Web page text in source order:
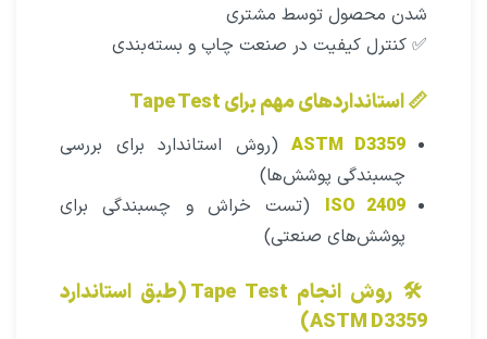
شدن محصول توسط مشتری
✅ کنترل کیفیت در صنعت چاپ و بسته‌بندی
📏 استانداردهای مهم برای Tape Test
ASTM D3359(روش استاندارد برای بررسی
چسبندگی پوشش‌ها)
ISO 2409 (تست خراش و چسبندگی برای
پوشش‌های صنعتی)
🛠 روش انجام Tape Test (طبق استاندارد
ASTM D3359)